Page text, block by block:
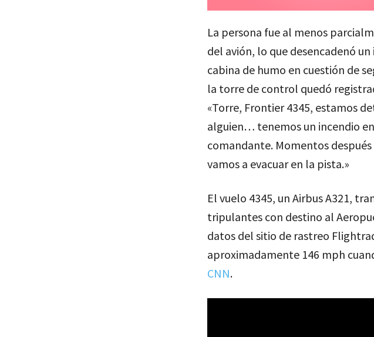
La persona fue al menos
del avión, lo que desencadenó
cabina de humo en cuestión de
la torre de control quedó
«Torre, Frontier 4345, estamos
alguien… tenemos un incendio
comandante. Momentos
vamos a evacuar en la pista.»
El vuelo 4345, un Airbus A321,
tripulantes con destino al
datos del sitio de rastreo
aproximadamente 146 mph
CNN.